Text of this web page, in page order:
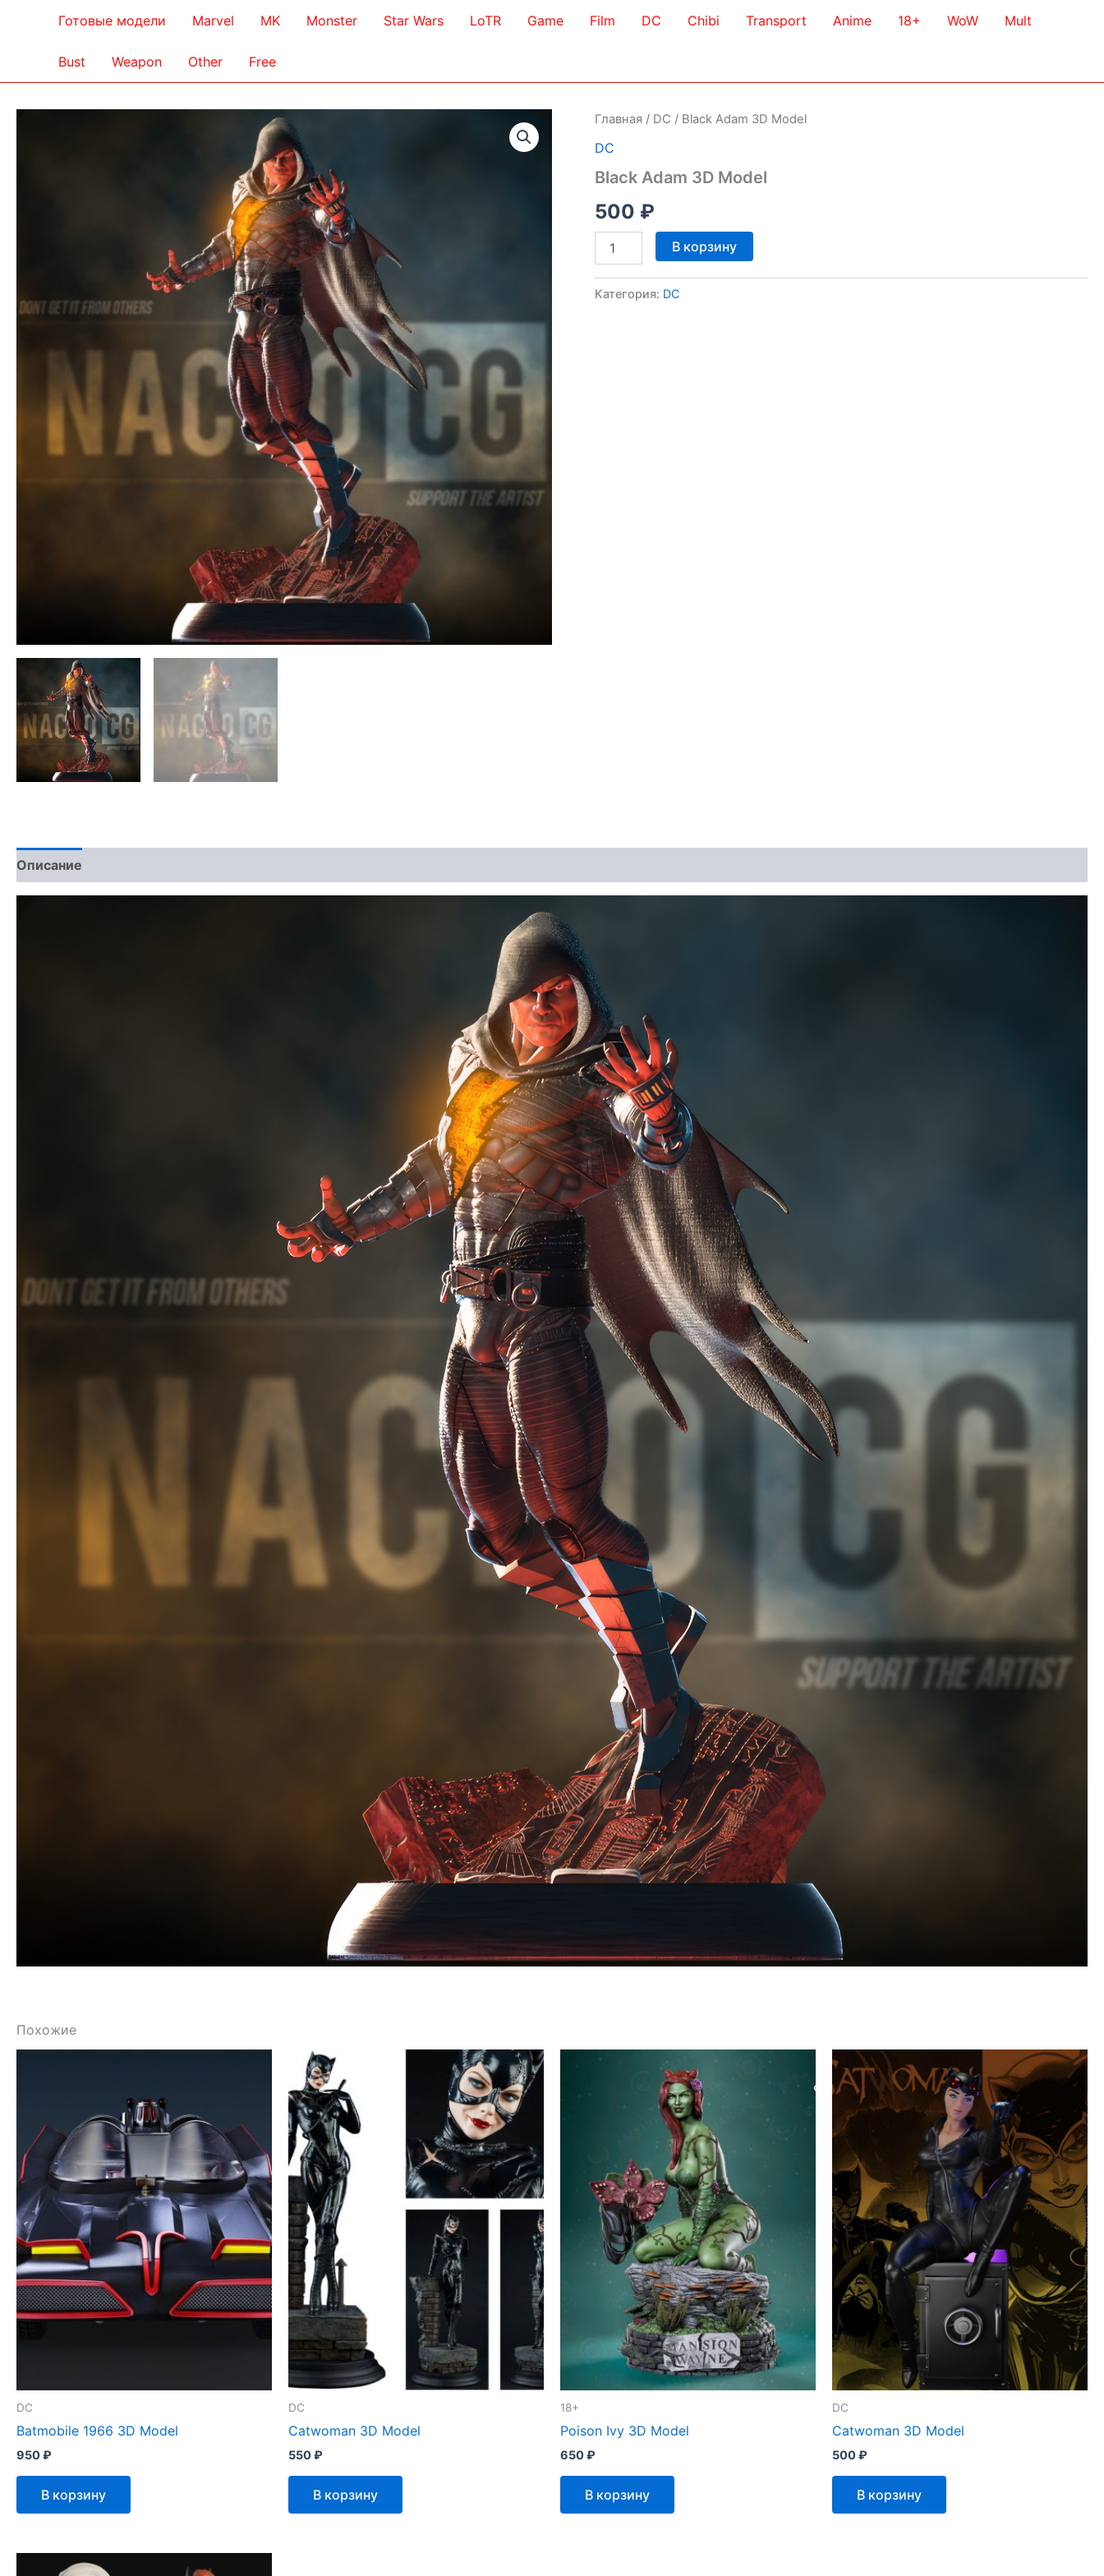
Готовые модели Marvel MK Monster Star Wars LoTR Game Film DC Chibi Transport Anime 18+ WoW Mult
Bust Weapon Other Free
Главная / DC / Black Adam 3D Model
DC
Black Adam 3D Model
500 ₽
Количество
товара
Adam
В корзину
Категория: DC
Описание
Похожие
DC
Batmobile 1966 3D Model
950₽
В корзину
DC
Catwoman 3D Model
550₽
В корзину
18+
Poison Ivy 3D Model
650₽
В корзину
DC
Catwoman 3D Model
500₽
В корзину